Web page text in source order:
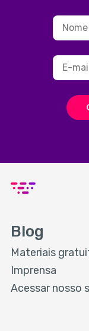
Blog
Materiais
Imprensa
Acessar nosso